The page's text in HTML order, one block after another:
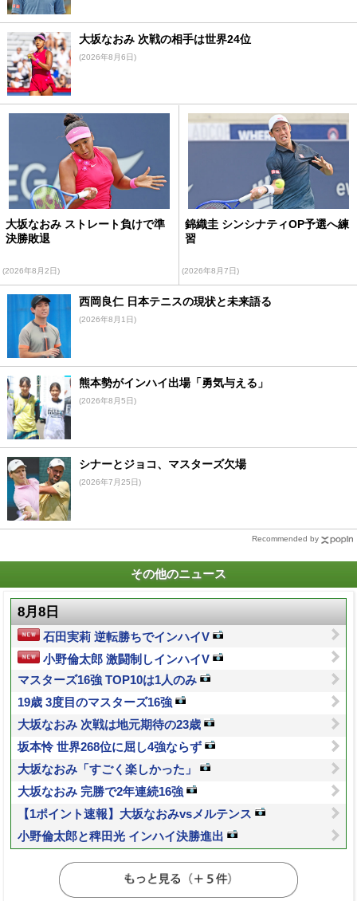
大坂なおみ 次戦の相手は世界24位
(2026年8月6日)
大坂なおみ ストレート負けで準
決勝敗退
(2026年8月2日)
錦織圭 シンシナティOP予選へ練
習
(2026年8月7日)
西岡良仁 日本テニスの現状と未来語る
(2026年8月1日)
熊本勢がインハイ出場「勇気与える」
(2026年8月5日)
シナーとジョコ、マスターズ欠場
(2026年7月25日)
Recommended by
その他のニュース
8月8日
石田実莉 逆転勝ちでインハイV
小野倫太郎 激闘制しインハイV
マスターズ16強 TOP10は1人のみ
19歳 3度目のマスターズ16強
大坂なおみ 次戦は地元期待の23歳
坂本怜 世界268位に屈し4強ならず
大坂なおみ「すごく楽しかった」
大坂なおみ 完勝で2年連続16強
【1ポイント速報】大坂なおみvsメルテンス
小野倫太郎と稗田光 インハイ決勝進出